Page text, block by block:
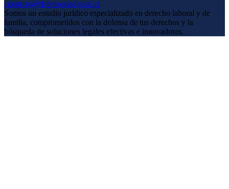
contacto@defensoriadigital.cl
Somos un estudio jurídico especializado en derecho laboral y de
familia, comprometidos con la defensa de tus derechos y la
búsqueda de soluciones legales efectivas e innovadoras.